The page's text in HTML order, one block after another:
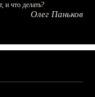
и что делать?
Олег Паньков